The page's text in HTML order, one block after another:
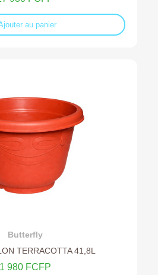
au panier
Ajouter au devis
Butterfly
TERRACOTTA 41,8L
1 980 FCFP